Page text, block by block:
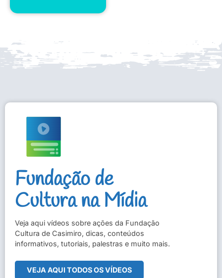
Fundação de
Cultura na Mídia
Veja aqui vídeos sobre ações da Fundação
Cultura de Casimiro, dicas, conteúdos
informativos, tutoriais, palestras e muito mais.
VEJA AQUI TODOS OS VÍDEOS